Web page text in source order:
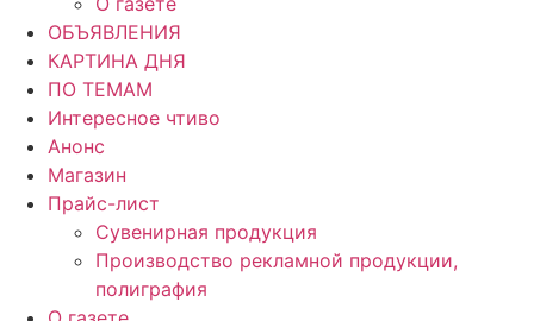
ОБЪЯВЛЕНИЯ
КАРТИНА ДНЯ
ПО ТЕМАМ
Интересное чтиво
Анонс
Магазин
Прайс-лист
Сувенирная продукция
Производство рекламной продукции,
полиграфия